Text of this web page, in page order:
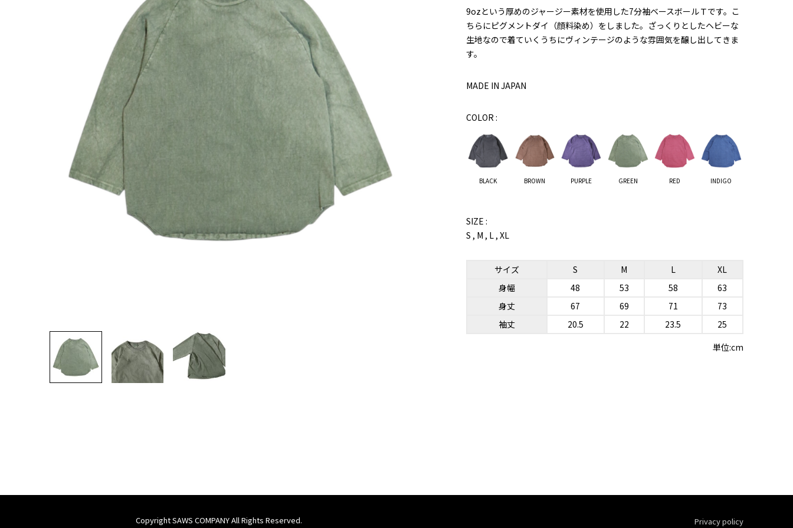
9ozという厚めのジャージー素材を使用した7分袖ベースボールＴです。こ
ちらにピグメントダイ（顔料染め）をしました。ざっくりとしたヘビーな
生地なので着ていくうちにヴィンテージのような雰囲気を醸し出してきま
す。
MADE IN JAPAN
COLOR :
BLACK BROWN PURPLE GREEN RED INDIGO
SIZE :
S , M , L , XL
サイズ S M L
XL
身幅
48 53 58
63
身丈
67 69 71
73
袖丈
20.5 22 23.5
25
単位:cm
Copyright SAWS COMPANY All Rights Reserved. Privacy policy